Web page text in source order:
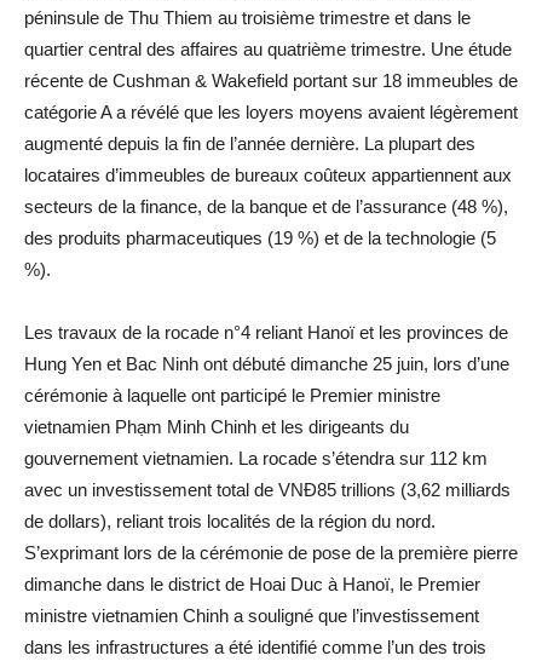
péninsule de Thu Thiem au troisième trimestre et dans le
quartier central des affaires au quatrième trimestre. Une étude
récente de Cushman & Wakefield portant sur 18 immeubles de
catégorie A a révélé que les loyers moyens avaient légèrement
augmenté depuis la fin de l’année dernière. La plupart des
locataires d’immeubles de bureaux coûteux appartiennent aux
secteurs de la finance, de la banque et de l’assurance (48 %),
des produits pharmaceutiques (19 %) et de la technologie (5
%).
Les travaux de la rocade n°4 reliant Hanoï et les provinces de
Hung Yen et Bac Ninh ont débuté dimanche 25 juin, lors d’une
cérémonie à laquelle ont participé le Premier ministre
vietnamien Phạm Minh Chinh et les dirigeants du
gouvernement vietnamien. La rocade s’étendra sur 112 km
avec un investissement total de VNĐ85 trillions (3,62 milliards
de dollars), reliant trois localités de la région du nord.
S’exprimant lors de la cérémonie de pose de la première pierre
dimanche dans le district de Hoai Duc à Hanoï, le Premier
ministre vietnamien Chinh a souligné que l’investissement
dans les infrastructures a été identifié comme l’un des trois